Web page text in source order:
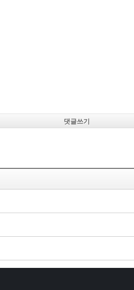
댓글쓰기